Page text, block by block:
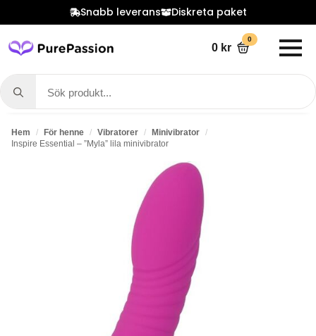
Snabb leverans Diskreta paket
0 kr
0
Search
for:
Hem För henne Vibratorer
Minivibrator
Inspire Essential – ”Myla” lila minivibrator